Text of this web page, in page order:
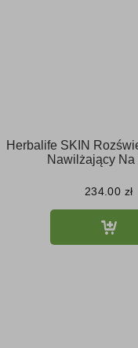
Herbalife SKIN
Nawilżający Na
234.00 zł